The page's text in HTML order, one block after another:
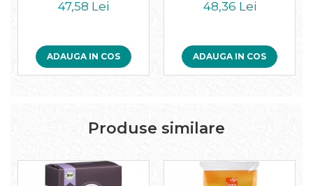
47,58 Lei
ADAUGA IN COS
48,36 Lei
ADAUGA IN COS
Produse similare